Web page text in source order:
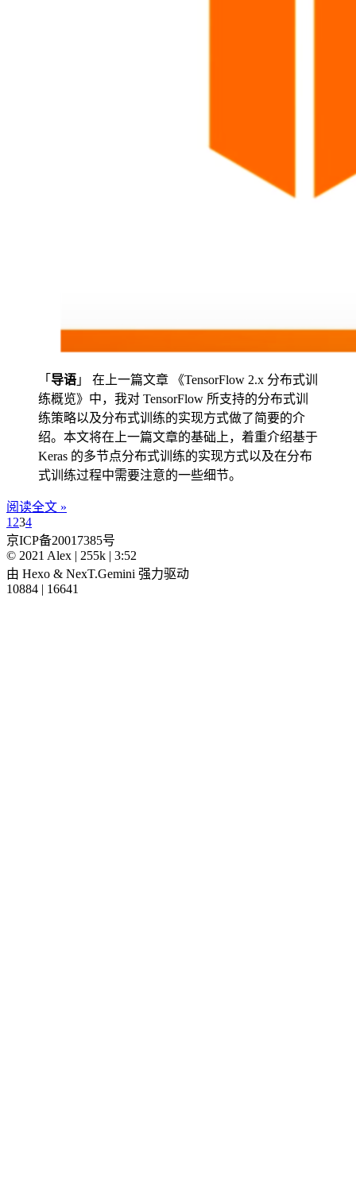
「 导语 」 在上一篇文章 《TensorFlow 2.x 分布式训
练概览》中，我对 TensorFlow 所支持的分布式训
练策略以及分布式训练的实现方式做了简要的介
绍。本文将在上一篇文章的基础上，着重介绍基于
Keras 的多节点分布式训练的实现方式以及在分布
式训练过程中需要注意的一些细节。
阅读全文 »
1 234
京ICP备20017385号
© 2021 Alex | 255k | 3:52
由 Hexo & NexT.Gemini 强力驱动
10884 | 16641